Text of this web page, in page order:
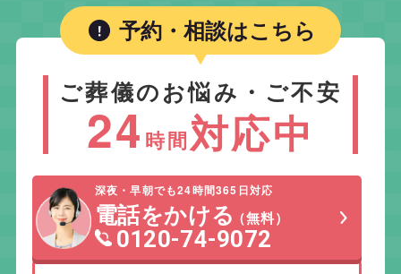
予約・相談はこちら
ご葬儀のお悩み・ご不安
24 時間対応中
深夜・早朝でも24時間365日対応
電話をかける（無料）
0120-74-9072